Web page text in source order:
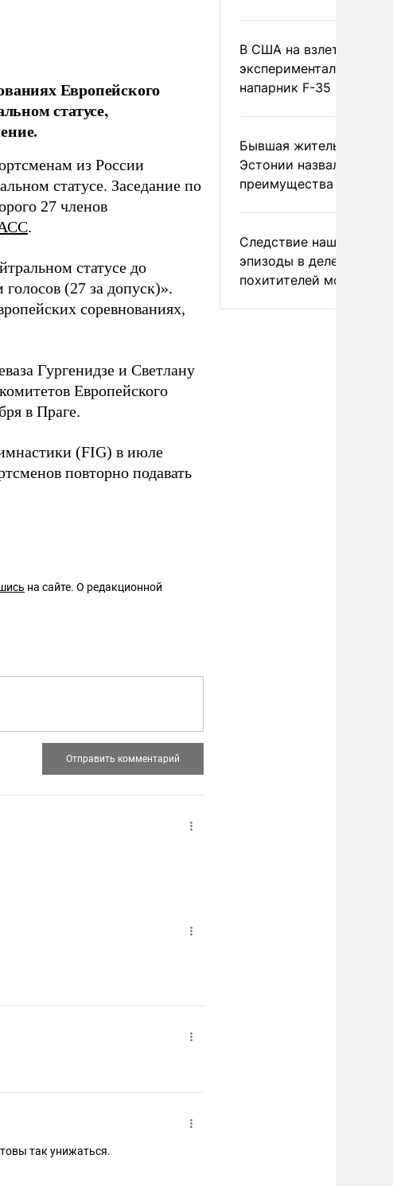
Европейского
статусе,
из России
статусе. Заседание по
27 членов
.
статусе до
(27 за допуск)».
соревнованиях,
Гургенидзе и Светлану
Европейского
в Праге.
(FIG) в июле
повторно подавать
на сайте. О редакционной
так унижаться.
В США на взлете
экспериментальный
напарник F-35
Бывшая жительница
Эстонии назвала
преимущества России
Следствие нашло
эпизоды в деле
похитителей москвичек